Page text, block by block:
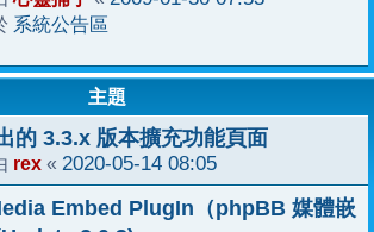
系統公告區
主題
的 3.3.x 版本擴充功能頁面
rex « 2020-05-14 08:05
Embed PlugIn（phpBB 媒體嵌